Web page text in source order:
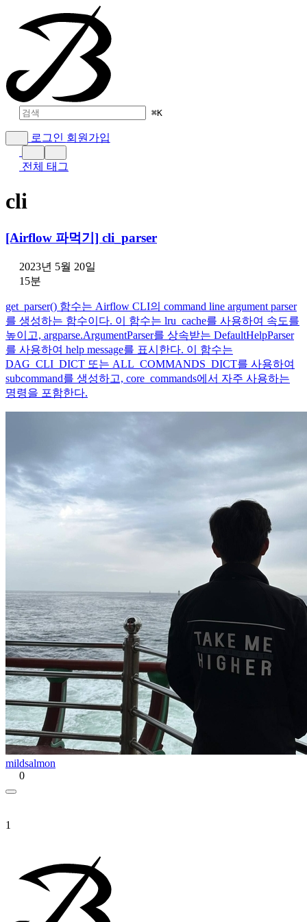
⌘K
로그인 회원가입
전체 태그
cli
[Airflow 파먹기] cli_parser
2023년 5월 20일
15분
get_parser() 함수는 Airflow CLI의 command line argument parser
를 생성하는 함수이다. 이 함수는 lru_cache를 사용하여 속도를
높이고, argparse.ArgumentParser를 상속받는 DefaultHelpParser
를 사용하여 help message를 표시한다. 이 함수는
DAG_CLI_DICT 또는 ALL_COMMANDS_DICT를 사용하여
subcommand를 생성하고, core_commands에서 자주 사용하는
명령을 포함한다.
mildsalmon
0
1